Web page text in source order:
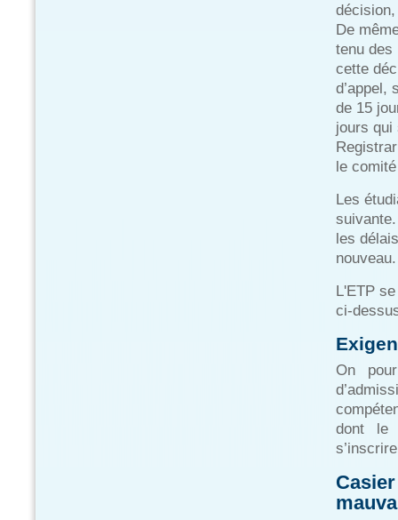
De
tenu des
cette
d’appel,
de 15
jours qui
le
Les
les
nouveau.
L'ETP
ci-
On
dont le